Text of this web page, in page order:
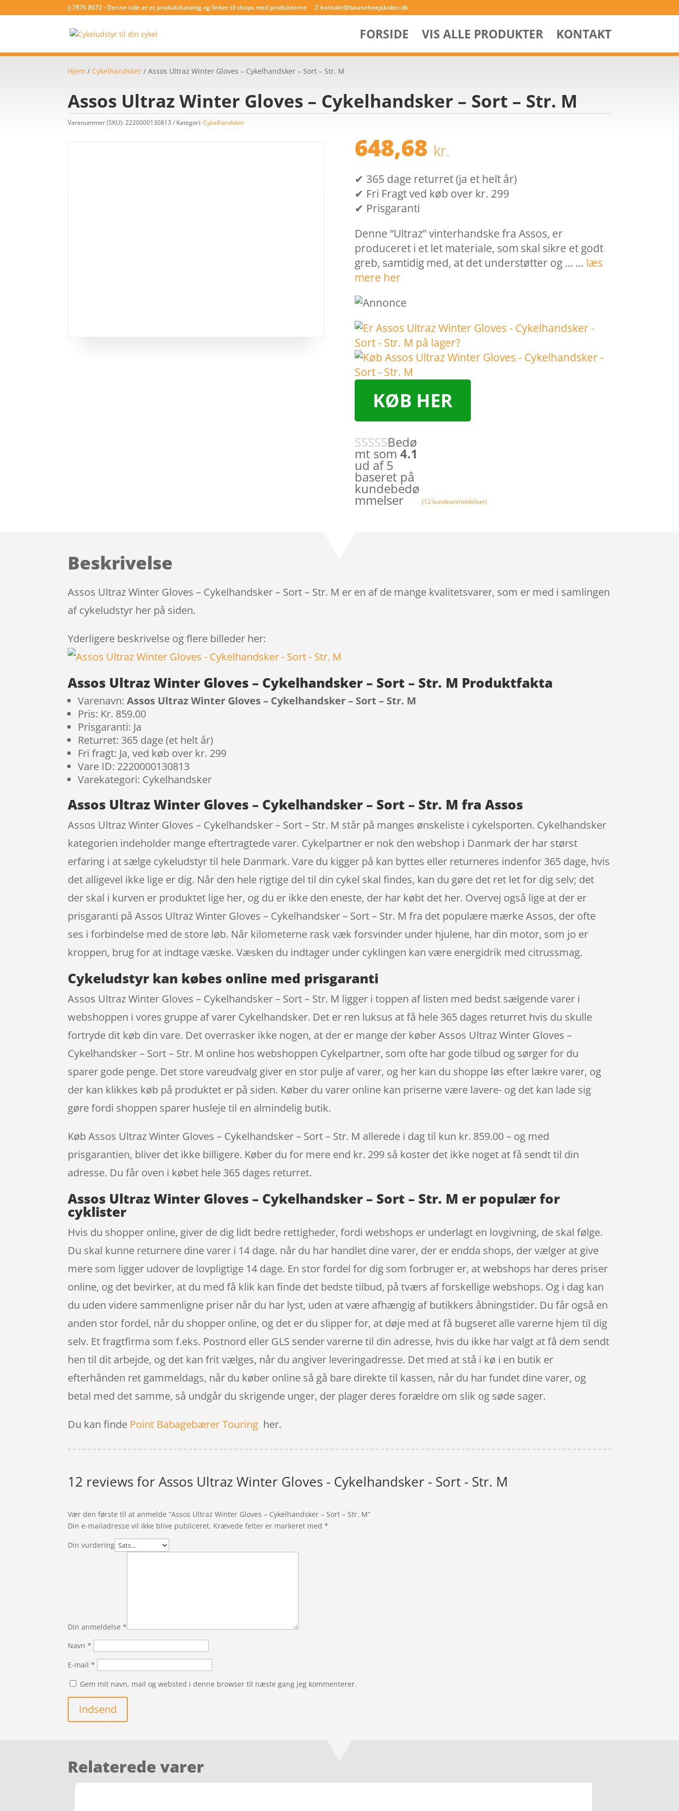
7876 8672 - Denne side er et produktkatalog og linker til shops med produkterne kontakt@baunehoejskolen.dk
FORSIDE VIS ALLE PRODUKTER KONTAKT
Hjem / Cykelhandsker / Assos Ultraz Winter Gloves – Cykelhandsker – Sort – Str. M
Assos Ultraz Winter Gloves – Cykelhandsker – Sort – Str. M
Varenummer (SKU):2220000130813 Kategori:Cykelhandsker
648,68 kr.
✔ 365 dage returret (ja et helt år)
✔ Fri Fragt ved køb over kr. 299
✔ Prisgaranti
Denne “Ultraz” vinterhandske fra Assos, er
produceret i et let materiale, som skal sikre et godt
greb, samtidig med, at det understøtter og … … læs
mere her
KØB HER
Bedø
mt som 4.1
ud af 5
baseret på
kundebedø
mmelser (12 kundeanmeldelser)
Beskrivelse
Assos Ultraz Winter Gloves – Cykelhandsker – Sort – Str. M er en af de mange kvalitetsvarer, som er med i samlingen
af cykeludstyr her på siden.
Yderligere beskrivelse og flere billeder her:
Assos Ultraz Winter Gloves – Cykelhandsker – Sort – Str. M Produktfakta
Varenavn:Assos Ultraz Winter Gloves – Cykelhandsker – Sort – Str. M
Pris: Kr. 859.00
Prisgaranti: Ja
Returret: 365 dage (et helt år)
Fri fragt: Ja, ved køb over kr. 299
Vare ID: 2220000130813
Varekategori: Cykelhandsker
Assos Ultraz Winter Gloves – Cykelhandsker – Sort – Str. M fra Assos
Assos Ultraz Winter Gloves – Cykelhandsker – Sort – Str. M står på manges ønskeliste i cykelsporten. Cykelhandsker
kategorien indeholder mange eftertragtede varer. Cykelpartner er nok den webshop i Danmark der har størst
erfaring i at sælge cykeludstyr til hele Danmark. Vare du kigger på kan byttes eller returneres indenfor 365 dage, hvis
det alligevel ikke lige er dig. Når den hele rigtige del til din cykel skal findes, kan du gøre det ret let for dig selv; det
der skal i kurven er produktet lige her, og du er ikke den eneste, der har købt det her. Overvej også lige at der er
prisgaranti på Assos Ultraz Winter Gloves – Cykelhandsker – Sort – Str. M fra det populære mærke Assos, der ofte
ses i forbindelse med de store løb. Når kilometerne rask væk forsvinder under hjulene, har din motor, som jo er
kroppen, brug for at indtage væske. Væsken du indtager under cyklingen kan være energidrik med citrussmag.
Cykeludstyr kan købes online med prisgaranti
Assos Ultraz Winter Gloves – Cykelhandsker – Sort – Str. M ligger i toppen af listen med bedst sælgende varer i
webshoppen i vores gruppe af varer Cykelhandsker. Det er ren luksus at få hele 365 dages returret hvis du skulle
fortryde dit køb din vare. Det overrasker ikke nogen, at der er mange der køber Assos Ultraz Winter Gloves –
Cykelhandsker – Sort – Str. M online hos webshoppen Cykelpartner, som ofte har gode tilbud og sørger for du
sparer gode penge. Det store vareudvalg giver en stor pulje af varer, og her kan du shoppe løs efter lækre varer, og
der kan klikkes køb på produktet er på siden. Køber du varer online kan priserne være lavere- og det kan lade sig
gøre fordi shoppen sparer husleje til en almindelig butik.
Køb Assos Ultraz Winter Gloves – Cykelhandsker – Sort – Str. M allerede i dag til kun kr. 859.00 – og med
prisgarantien, bliver det ikke billigere. Køber du for mere end kr. 299 så koster det ikke noget at få sendt til din
adresse. Du får oven i købet hele 365 dages returret.
Assos Ultraz Winter Gloves – Cykelhandsker – Sort – Str. M er populær for
cyklister
Hvis du shopper online, giver de dig lidt bedre rettigheder, fordi webshops er underlagt en lovgivning, de skal følge.
Du skal kunne returnere dine varer i 14 dage. når du har handlet dine varer, der er endda shops, der vælger at give
mere som ligger udover de lovpligtige 14 dage. En stor fordel for dig som forbruger er, at webshops har deres priser
online, og det bevirker, at du med få klik kan finde det bedste tilbud, på tværs af forskellige webshops. Og i dag kan
du uden videre sammenligne priser når du har lyst, uden at være afhængig af butikkers åbningstider. Du får også en
anden stor fordel, når du shopper online, og det er du slipper for, at døje med at få bugseret alle varerne hjem til dig
selv. Et fragtfirma som f.eks. Postnord eller GLS sender varerne til din adresse, hvis du ikke har valgt at få dem sendt
hen til dit arbejde, og det kan frit vælges, når du angiver leveringadresse. Det med at stå i kø i en butik er
efterhånden ret gammeldags, når du køber online så gå bare direkte til kassen, når du har fundet dine varer, og
betal med det samme, så undgår du skrigende unger, der plager deres forældre om slik og søde sager.
Du kan finde Point Babagebærer Touring her.
12 reviews forAssos Ultraz Winter Gloves - Cykelhandsker - Sort - Str. M
Vær den første til at anmelde “Assos Ultraz Winter Gloves – Cykelhandsker – Sort – Str. M”
Din e-mailadresse vil ikke blive publiceret. Krævede felter er markeret med*
Din vurdering
Din anmeldelse*
Navn*
E-mail*
Gem mit navn, mail og websted i denne browser til næste gang jeg kommenterer.
Indsend
Relaterede varer